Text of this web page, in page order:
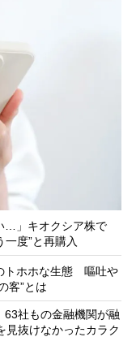
…」キオクシア株で
度”と再購入
トホホな生態 嘔吐や
客”とは
63社もの金融機関が融
見抜けなかったカラク